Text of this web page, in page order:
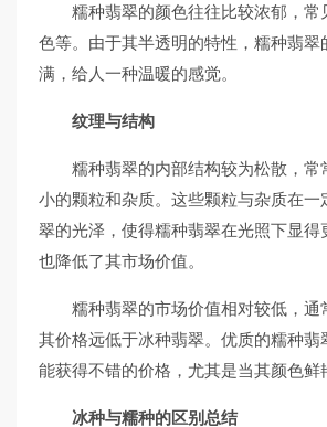
糯种翡翠的颜色往往比较浓郁，常
色等。由于其半透明的特性，糯种翡翠
满，给人一种温暖的感觉。
纹理与结构
糯种翡翠的内部结构较为松散，常
小的颗粒和杂质。这些颗粒与杂质在一
翠的光泽，使得糯种翡翠在光照下显得
也降低了其市场价值。
糯种翡翠的市场价值相对较低，通
其价格远低于冰种翡翠。优质的糯种翡
能获得不错的价格，尤其是当其颜色鲜
冰种与糯种的区别总结